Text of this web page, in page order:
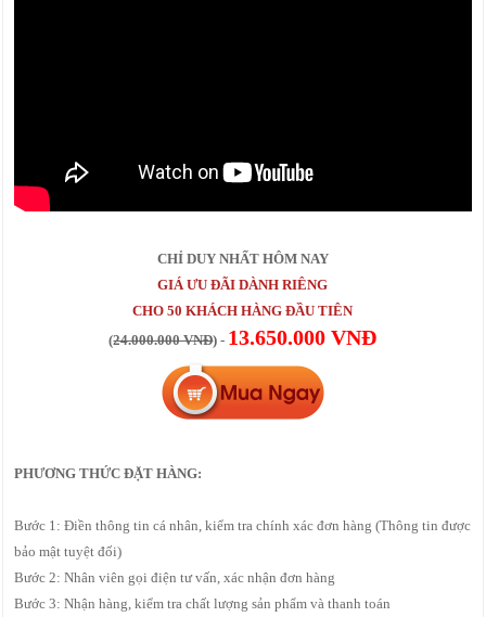
CHỈ DUY NHẤT HÔM NAY
GIÁ ƯU ĐÃI DÀNH RIÊNG
CHO 50 KHÁCH HÀNG ĐẦU TIÊN
(24.000.000 VNĐ) - 13.650.000 VNĐ
PHƯƠNG THỨC ĐẶT HÀNG:
Bước 1: Điền thông tin cá nhân, kiểm tra chính xác đơn hàng (Thông tin được
bảo mật tuyệt đối)
Bước 2: Nhân viên gọi điện tư vấn, xác nhận đơn hàng
Bước 3: Nhận hàng, kiểm tra chất lượng sản phẩm và thanh toán